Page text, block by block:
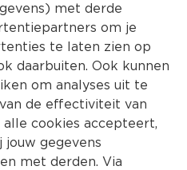
met derde
om je
te laten zien op
daarbuiten. Ook kunnen
om analyses uit te
de effectiviteit van
cookies accepteert,
jouw gegevens
met derden. Via